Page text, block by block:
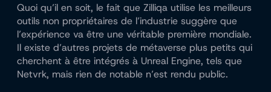
Quoi qu’il en soit, le fait que Zilliqa utilise les meilleurs
outils non propriétaires de l’industrie suggère que
l’expérience va être une véritable première mondiale.
Il existe d’autres projets de métaverse plus petits qui
cherchent à être intégrés à Unreal Engine, tels que
Netvrk, mais rien de notable n’est rendu public.